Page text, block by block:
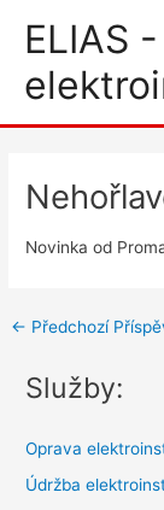
obsah
ELIAS -
Novinka od
← Předchozí
Služby:
Oprava
Údržba